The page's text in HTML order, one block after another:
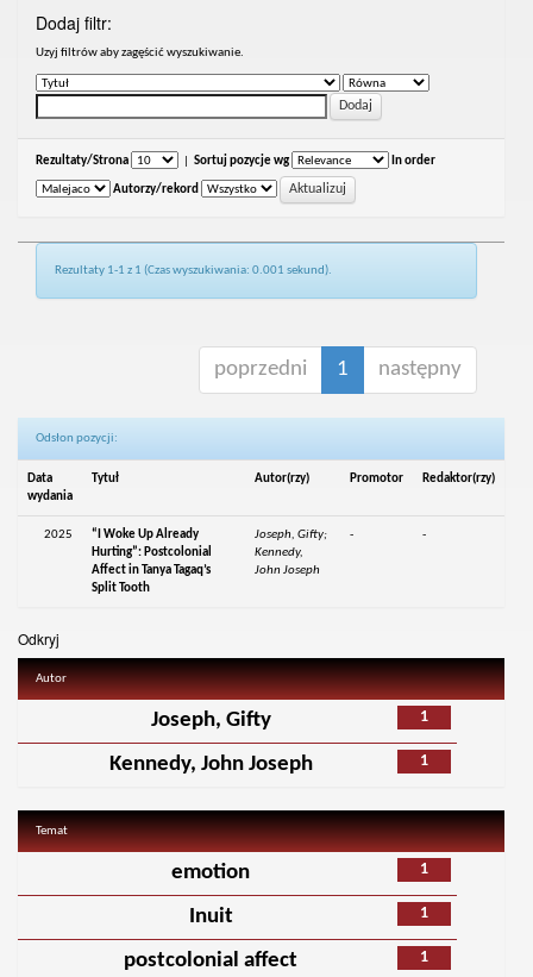
Dodaj filtr:
Uzyj filtrów aby zagęścić wyszukiwanie.
Rezultaty/Strona Sortuj pozycje wg In order
Autorzy/rekord
Rezultaty 1-1 z 1 (Czas wyszukiwania: 0.001 sekund).
poprzedni 1 następny
Odsłon pozycji:
Data
wydania
Tytuł Autor(rzy) Promotor Redaktor(rzy)
2025
“I Woke Up Already
Hurting”: Postcolonial
Affect in Tanya Tagaq’s
Split Tooth
Joseph, Gifty;
Kennedy,
John Joseph
- -
Odkryj
Autor
1
Joseph, Gifty
1
Kennedy, John Joseph
Temat
1
emotion
1
Inuit
1
postcolonial affect